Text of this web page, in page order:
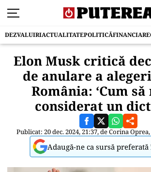
DEZVALUIRIACTUALITATEPOLITICĂFINANCIAR
Elon Musk critică
de anulare a
România: ‘Cum
considerat un
Publicat: 20 dec. 2024, 21:37, deCorina Oprea
Adaugă-ne ca sursă